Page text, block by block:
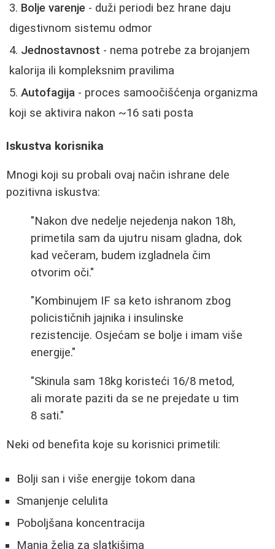
Bolje varenje - duži periodi bez hrane daju
digestivnom sistemu odmor
Jednostavnost - nema potrebe za brojanjem
kalorija ili kompleksnim pravilima
Autofagija - proces samoočišćenja organizma
koji se aktivira nakon ~16 sati posta
Iskustva korisnika
Mnogi koji su probali ovaj način ishrane dele
pozitivna iskustva:
"Nakon dve nedelje nejedenja nakon 18h,
primetila sam da ujutru nisam gladna, dok
kad večeram, budem izgladnela čim
otvorim oči."
"Kombinujem IF sa keto ishranom zbog
policističnih jajnika i insulinske
rezistencije. Osjećam se bolje i imam više
energije."
"Skinula sam 18kg koristeći 16/8 metod,
ali morate paziti da se ne prejedate u tim
8 sati."
Neki od benefita koje su korisnici primetili:
Bolji san i više energije tokom dana
Smanjenje celulita
Poboljšana koncentracija
Manja želja za slatkišima